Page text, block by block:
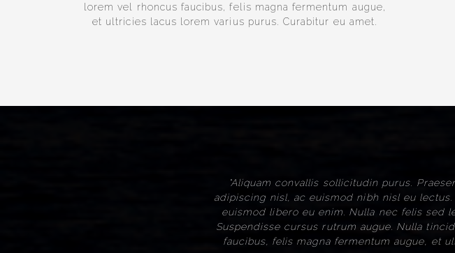
lorem vel rhoncus faucibus, felis magna fermentum augue,
et ultricies lacus lorem varius purus. Curabitur eu amet.
"Aliquam convallis sollicitudin purus.
adipiscing nisl, ac euismod nibh nisl eu
euismod libero eu enim. Nulla nec felis sed
Suspendisse cursus rutrum augue. Nulla
faucibus, felis magna fermentum augue, et